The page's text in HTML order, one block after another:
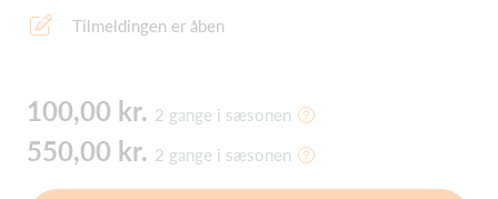
Tilmeldingen er åben
100,00 kr. 2 gange i sæsonen
550,00 kr. 2 gange i sæsonen